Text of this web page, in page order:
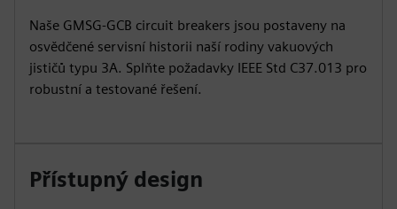
Naše GMSG-GCB circuit breakers jsou postaveny na
osvědčené servisní historii naší rodiny vakuových
jističů typu 3A. Splňte požadavky IEEE Std C37.013 pro
robustní a testované řešení.
Přístupný design